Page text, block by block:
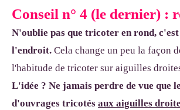
Conseil n° 4 (le dernier) :
N'oublie pas que tricoter en rond,
l'endroit. Cela change un peu la façon
l'habitude de tricoter sur aiguilles
L'idée ? Ne jamais perdre de vue que
d'ouvrages tricotés aux aiguilles